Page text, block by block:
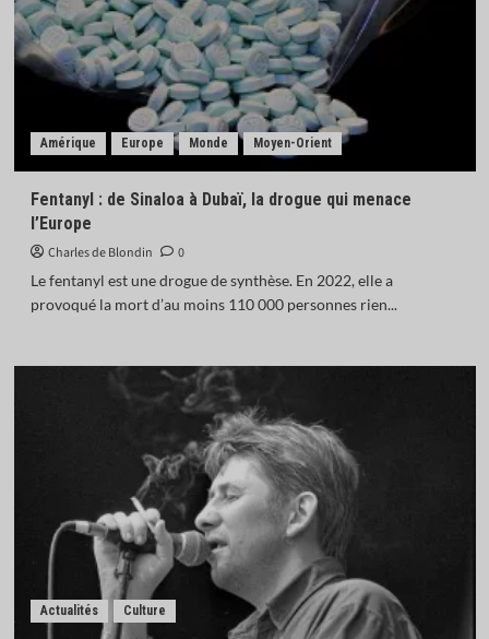
Amérique Europe Monde Moyen-Orient
Fentanyl : de Sinaloa à Dubaï, la drogue qui menace
l’Europe
Charles de Blondin
0
Le fentanyl est une drogue de synthèse. En 2022, elle a
provoqué la mort d’au moins 110 000 personnes rien...
Actualités Culture